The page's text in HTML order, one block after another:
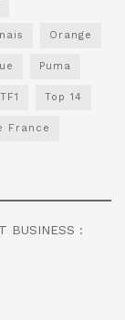
Orange
Puma
TF1 Top 14
France
BUSINESS :